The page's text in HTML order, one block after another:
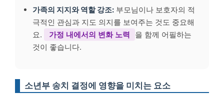
가족의 지지와 역할 강조: 부모님이나 보호자의 적
극적인 관심과 지도 의지를 보여주는 것도 중요해
요.
가정 내에서의 변화 노력
을 함께 어필하는
것이 좋습니다.
소년부 송치 결정에 영향을 미치는 요소